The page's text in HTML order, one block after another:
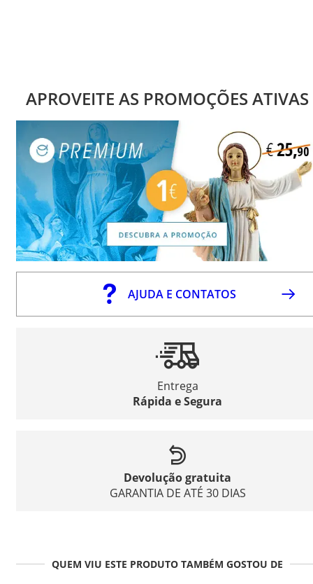
APROVEITE AS PROMOÇÕES ATIVAS
AJUDA E CONTATOS
Entrega
Rápida e Segura
Devolução gratuita
GARANTIA DE ATÉ 30 DIAS
QUEM VIU ESTE PRODUTO TAMBÉM GOSTOU DE